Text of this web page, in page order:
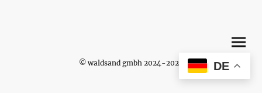
© waldsand gmbh 2024-2026 DE